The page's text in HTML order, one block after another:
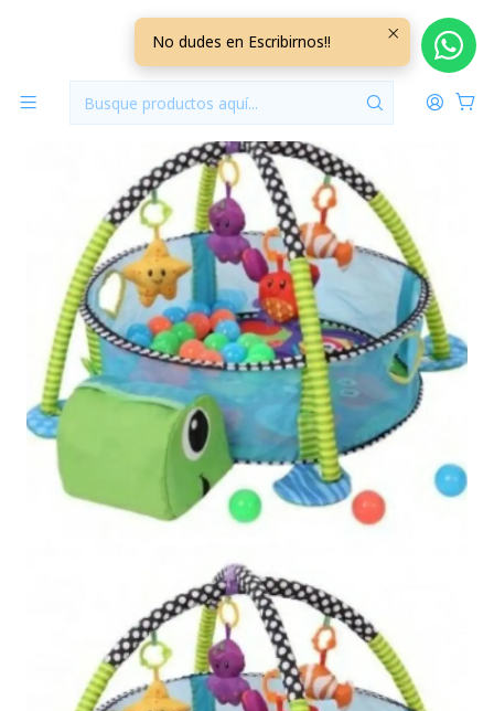
Inicio Jugueteria
Gimnasio Pelotero 3 en 1 Tortuga Verde +0M
No dudes en Escribirnos!!